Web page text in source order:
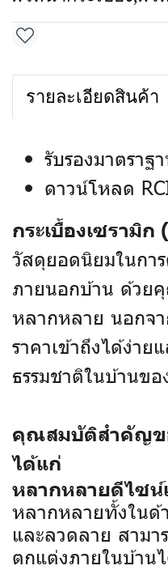
รายละเอียดสินค้า
รับรองมาตราฐ
ดาวน์โหลด
กระเบื้องเซรามิ
วัสดุยอดนิยมในกา
ภายนอกบ้าน ด้วย
หลากหลาย นอกจา
ราคาเข้าถึงได้ง่าย
ธรรมชาติในบ้านข
คุณสมบัติสำคัญขอ
ได้แก่
หลากหลายดีไซน์
หลากหลายทั้งในด้
และลวดลาย สามา
ตกแต่งภายในบ้าน